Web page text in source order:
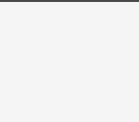
En stock